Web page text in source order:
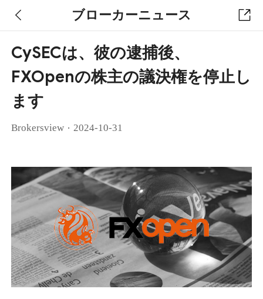
ブローカーニュース
CySECは、彼の逮捕後、
FXOpenの株主の議決権を停止し
ます
Brokersview · 2024-10-31